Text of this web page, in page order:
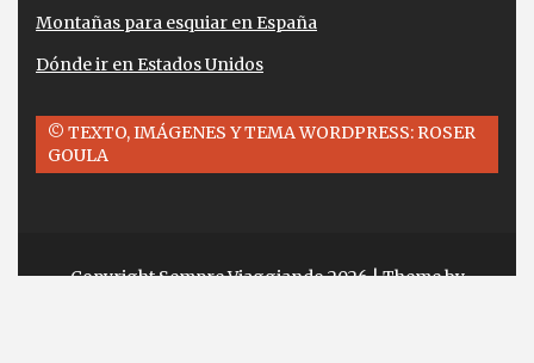
Montañas para esquiar en España
Dónde ir en Estados Unidos
© TEXTO, IMÁGENES Y TEMA WORDPRESS: ROSER
GOULA
Copyright Sempre Viaggiando 2026| Theme by